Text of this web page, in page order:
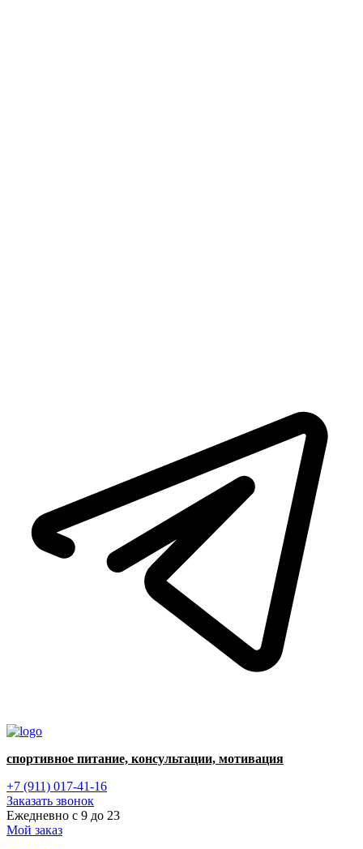
спортивное питание, консультации, мотивация
+7 (911) 017-41-16
Заказать звонок
Ежедневно с 9 до 23
Мой заказ